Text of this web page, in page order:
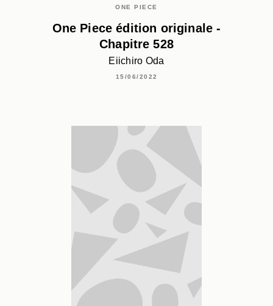
ONE PIECE
One Piece édition originale -
Chapitre 528
Eiichiro Oda
15/06/2022